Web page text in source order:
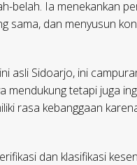
belah. Ia menekankan
sama, dan menyusun
asli Sidoarjo, ini
mendukung tetapi juga
rasa kebanggaan
dan klasifikasi